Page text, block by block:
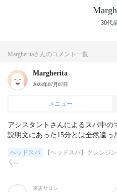
30代
Margheritaさんのコメント一覧
Margherita
2023年07月07日
メニュー
アシスタントさんによるスパ中の
説明文にあった15分とは全然違っ
ヘッドスパ
【ヘッドスパ】クレンジ
く...
来店サロン